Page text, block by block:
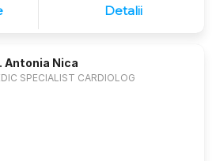
Detalii
Antonia Nica
SPECIALIST CARDIOLOG